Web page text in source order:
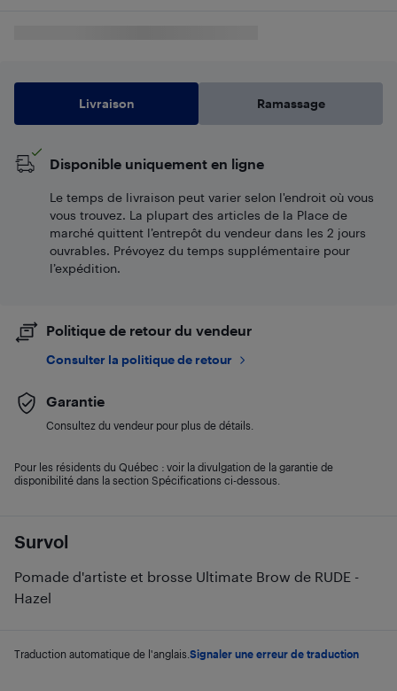
Survol
Pomade d'artiste et brosse Ultimate Brow de RUDE -
Hazel
Traduction automatique de l'anglais. Signaler une erreur de traduction
Livraison Ramassage
Disponible uniquement en ligne
Le temps de livraison peut varier selon l'endroit où vous
vous trouvez. La plupart des articles de la Place de
marché quittent l’entrepôt du vendeur dans les 2 jours
ouvrables. Prévoyez du temps supplémentaire pour
l’expédition.
Politique de retour du vendeur
Consulter la politique de retour
Garantie
Consultez du vendeur pour plus de détails.
Pour les résidents du Québec : voir la divulgation de la garantie de
disponibilité dans la section Spécifications ci-dessous.